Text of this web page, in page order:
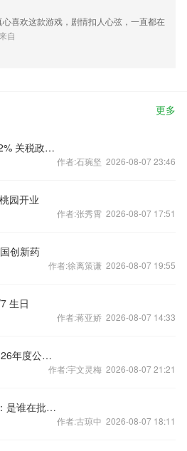
心喜欢这款游戏，剧情扣人心弦，一直都在
自
更多
美国一季度经济环比萎缩0.2% 关税政策不确定性拖累增长
作者:石琬坚 2026-08-07 23:46
园开业
作者:张秀霄 2026-08-07 17:51
创新药
作者:徐离策谦 2026-08-07 19:55
生日
作者:蒋亚娇 2026-08-07 14:33
中国储备棉管理有限公司2026年度公开招聘公告
作者:宇文灵梅 2026-08-07 21:21
人民网三评“无主谣言”之二：是谁在批量炮制？
作者:古琼中 2026-08-07 18:11